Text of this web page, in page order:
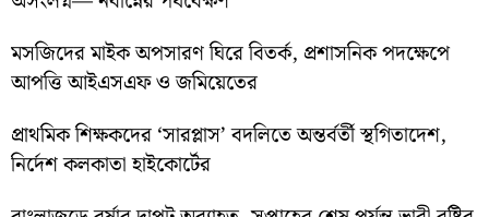
মসজিদের মাইক অপসারণ ঘিরে বিতর্ক, প্রশাসনিক পদক্ষেপে
আপত্তি আইএসএফ ও জমিয়েতের
প্রাথমিক শিক্ষকদের ‘সারপ্লাস’ বদলিতে অন্তর্বর্তী স্থগিতাদেশ,
নির্দেশ কলকাতা হাইকোর্টের